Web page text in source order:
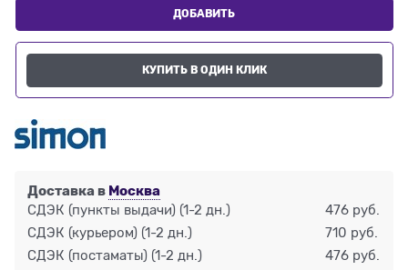
ДОБАВИТЬ
КУПИТЬ В ОДИН КЛИК
Доставка в Москва
СДЭК (пункты выдачи) (1-2 дн.)
476 руб.
СДЭК (курьером) (1-2 дн.)
710 руб.
СДЭК (постаматы) (1-2 дн.) 476 руб.